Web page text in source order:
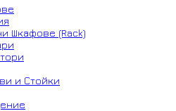
Шкафове (Rack)
и Стойки